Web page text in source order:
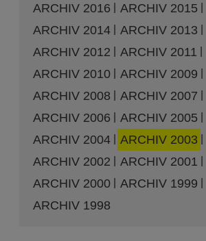
ARCHIV 2016
ARCHIV 2015
ARCHIV 2014
ARCHIV 2013
ARCHIV 2012
ARCHIV 2011
ARCHIV 2010
ARCHIV 2009
ARCHIV 2008
ARCHIV 2007
ARCHIV 2006
ARCHIV 2005
ARCHIV 2004
ARCHIV 2003
ARCHIV 2002
ARCHIV 2001
ARCHIV 2000
ARCHIV 1999
ARCHIV 1998